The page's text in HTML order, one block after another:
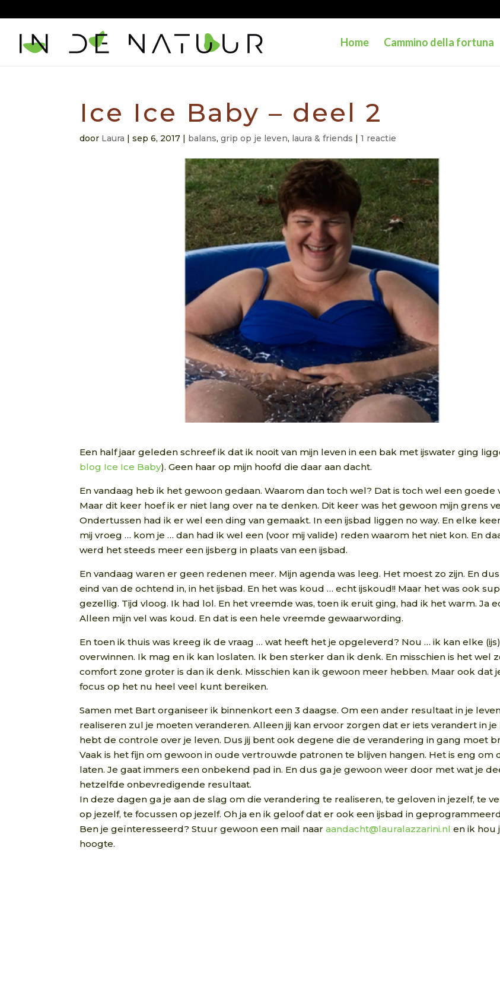
Home Cammino della fortuna
Ice Ice Baby – deel 2
door Laura |sep 6, 2017 | balans,grip op je leven, laura & friends |1 reactie
Een half jaar geleden schreef ik dat ik nooit van mijn leven in een bak met ijswater ging
blog Ice Ice Baby). Geen haar op mijn hoofd die daar aan dacht.
En vandaag heb ik het gewoon gedaan. Waarom dan toch wel? Dat is toch wel een goede
Maar dit keer hoef ik er niet lang over na te denken. Dit keer was het gewoon mijn grens
Ondertussen had ik er wel een ding van gemaakt. In een ijsbad liggen no way. En elke
mij vroeg … kom je … dan had ik wel een (voor mij valide) reden waarom het niet kon. En
werd het steeds meer een ijsberg in plaats van een ijsbad.
En vandaag waren er geen redenen meer. Mijn agenda was leeg. Het moest zo zijn. En
eind van de ochtend in, in het ijsbad. En het was koud … echt ijskoud!! Maar het was ook
gezellig. Tijd vloog. Ik had lol. En het vreemde was, toen ik eruit ging, had ik het warm. Ja
Alleen mijn vel was koud. En dat is een hele vreemde gewaarwording.
En toen ik thuis was kreeg ik de vraag … wat heeft het je opgeleverd? Nou … ik kan elke
overwinnen. Ik mag en ik kan loslaten. Ik ben sterker dan ik denk. En misschien is het wel
comfort zone groter is dan ik denk. Misschien kan ik gewoon meer hebben. Maar ook dat
focus op het nu heel veel kunt bereiken.
Samen met Bart organiseer ik binnenkort een 3 daagse. Om een ander resultaat in je
realiseren zul je moeten veranderen. Alleen jij kan ervoor zorgen dat er iets verandert in je
hebt de controle over je leven. Dus jij bent ook degene die de verandering in gang moet
Vaak is het fijn om gewoon in oude vertrouwde patronen te blijven hangen. Het is eng om
laten. Je gaat immers een onbekend pad in. En dus ga je gewoon weer door met wat je
hetzelfde onbevredigende resultaat.
In deze dagen ga je aan de slag om die verandering te realiseren, te geloven in jezelf, te
op jezelf, te focussen op jezelf. Oh ja en ik geloof dat er ook een ijsbad in
Ben je geïnteresseerd? Stuur gewoon een mail naaraandacht@lauralazzarini.nl en ik hou
hoogte.